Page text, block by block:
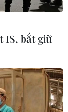
IS, bắt giữ